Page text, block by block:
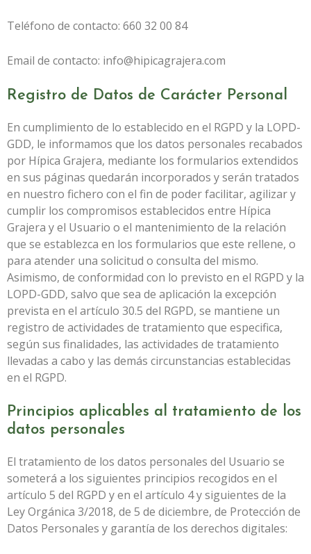
Teléfono de contacto: 660 32 00 84
Email de contacto: info@hipicagrajera.com
Registro de Datos de Carácter Personal
En cumplimiento de lo establecido en el RGPD y la LOPD-
GDD, le informamos que los datos personales recabados
por Hípica Grajera, mediante los formularios extendidos
en sus páginas quedarán incorporados y serán tratados
en nuestro fichero con el fin de poder facilitar, agilizar y
cumplir los compromisos establecidos entre Hípica
Grajera y el Usuario o el mantenimiento de la relación
que se establezca en los formularios que este rellene, o
para atender una solicitud o consulta del mismo.
Asimismo, de conformidad con lo previsto en el RGPD y la
LOPD-GDD, salvo que sea de aplicación la excepción
prevista en el artículo 30.5 del RGPD, se mantiene un
registro de actividades de tratamiento que especifica,
según sus finalidades, las actividades de tratamiento
llevadas a cabo y las demás circunstancias establecidas
en el RGPD.
Principios aplicables al tratamiento de los
datos personales
El tratamiento de los datos personales del Usuario se
someterá a los siguientes principios recogidos en el
artículo 5 del RGPD y en el artículo 4 y siguientes de la
Ley Orgánica 3/2018, de 5 de diciembre, de Protección de
Datos Personales y garantía de los derechos digitales: